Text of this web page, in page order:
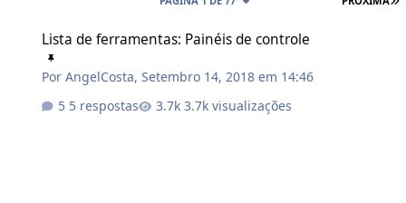
Lista de ferramentas: Painéis de controle
PorAngelCosta,Setembro 14, 2018 em 14:46
5 respostas
3.7k visualizações